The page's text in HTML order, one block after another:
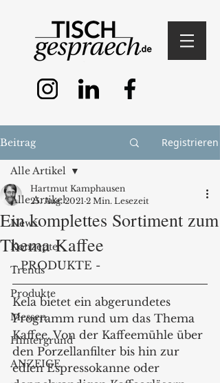
Beitrag Registrieren
Alle Artikel
News
Konzepte
Trends
Produkte
Messen
Hintergrund
ANZEIGE
Alle Artikel
Ein komplettes Sortiment zum
Thema Kaffee
Hartmut Kamphausen
25. Aug. 2021 2 Min. Lesezeit
- PRODUKTE -
Kela bietet ein abgerundetes
Programm rund um das Thema
Kaffee. Von der Kaffeemühle über
den Porzellanfilter bis hin zur
edlen Espressokanne oder